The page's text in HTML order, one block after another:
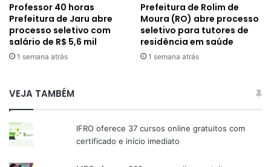
Professor 40 horas
Prefeitura de Jaru abre
processo seletivo com
salário de R$ 5,6 mil
1 semana atrás
Prefeitura de Rolim de
Moura (RO) abre processo
seletivo para tutores de
residência em saúde
1 semana atrás
VEJA TAMBÉM
IFRO oferece 37 cursos online gratuitos com
certificado e início imediato